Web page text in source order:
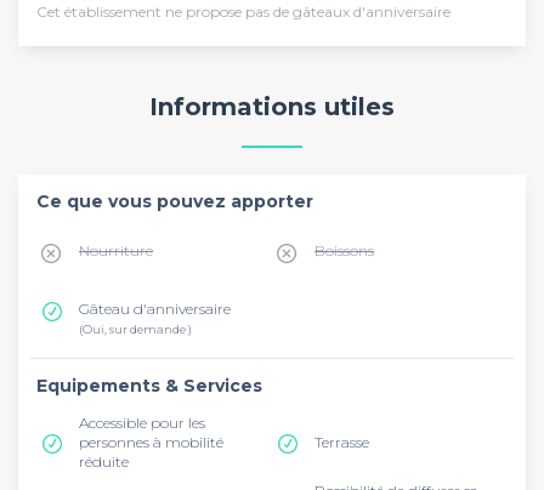
Cet établissement ne propose pas de gâteaux d'anniversaire
Informations utiles
Ce que vous pouvez apporter
Nourriture Boissons
Gâteau d'anniversaire
(Oui, sur demande )
Equipements & Services
Accessible pour les
personnes à mobilité
réduite
Terrasse